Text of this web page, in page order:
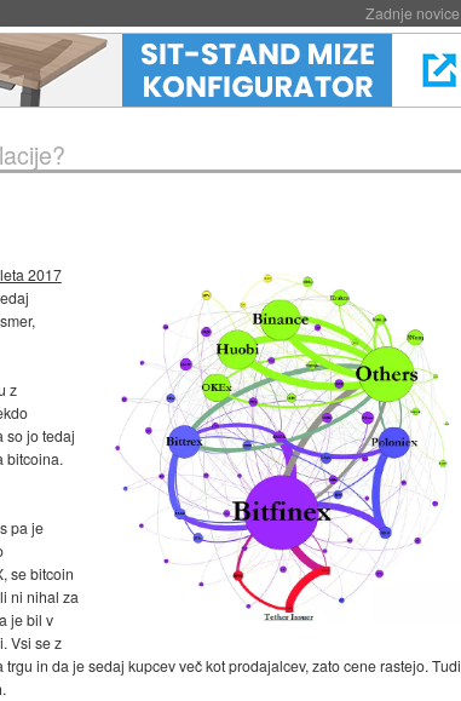
Zadnje novice
2017
z
so jo tedaj
bitcoina.
pa je
se bitcoin
ni nihal za
je bil v
Vsi se z
in da je sedaj kupcev več kot prodajalcev, zato cene rastejo. Tudi